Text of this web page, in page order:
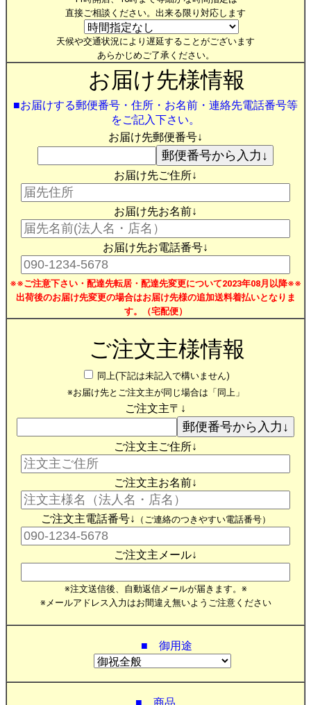
直接ご相談ください。出来る限り対応します
天候や交通状況により遅延することがございます
あらかじめご了承ください。
お届け先様情報
■お届けする郵便番号・住所・お名前・連絡先電話番号等
をご記入下さい。
お届け先郵便番号↓
お届け先ご住所↓
お届け先お名前↓
お届け先お電話番号↓
※※ご注意下さい・配達先転居・配達先変更について2023年08月以降※※
出荷後のお届け先変更の場合はお届け先様の追加送料着払いとなりま
す。（宅配便）
ご注文主様情報
同上(下記は未記入で構いません)
※お届け先とご注文主が同じ場合は「同上」
ご注文主〒↓
ご注文主ご住所↓
ご注文主お名前↓
ご注文主電話番号↓ （ご連絡のつきやすい電話番号）
ご注文主メール↓
※注文送信後、自動返信メールが届きます。※
※メールアドレス入力はお間違え無いようご注意ください
■ 御用途